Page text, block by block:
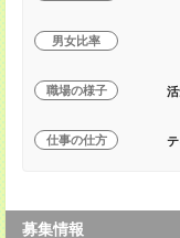
男女比率
職場の様子
仕事の仕方
募集情報